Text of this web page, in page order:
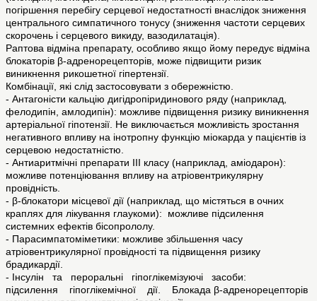
погіршення перебігу серцевої недостатності внаслідок зниження
центрального симпатичного тонусу (зниження частоти серцевих
скорочень і серцевого викиду, вазодилатація).
Раптова відміна препарату, особливо якщо йому передує відміна
блокаторів β-адренорецепторів, може підвищити ризик
виникнення рикошетної гіпертензії.
Комбінації, які слід застосовувати з обережністю.
- Антагоністи кальцію дигідропіридинового ряду (наприклад,
фелодипін, амлодипін): можливе підвищення ризику виникнення
артеріальної гіпотензії. Не виключається можливість зростання
негативного впливу на інотропну функцію міокарда у пацієнтів із
серцевою недостатністю.
- Антиаритмічні препарати ІІІ класу (наприклад, аміодарон):
можливе потенціювання впливу на атріовентрикулярну
провідність.
- β-блокатори місцевої дії (наприклад, що містяться в очних
краплях для лікування глаукоми): можливе підсилення
системних ефектів бісопрололу.
- Парасимпатоміметики: можливе збільшення часу
атріовентрикулярної провідності та підвищення ризику
брадикардії.
- Інсулін та пероральні гіпоглікемізуючі засоби:
підсилення гіпоглікемічної дії. Блокада β-адренорецепторів